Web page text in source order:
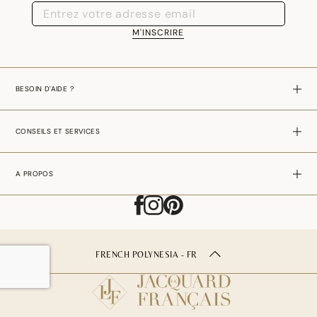
AJOUTER AU PANIER–€ 49,00
M'INSCRIRE
BESOIN D'AIDE ?
CONSEILS ET SERVICES
A PROPOS
FRENCH POLYNESIA - FR